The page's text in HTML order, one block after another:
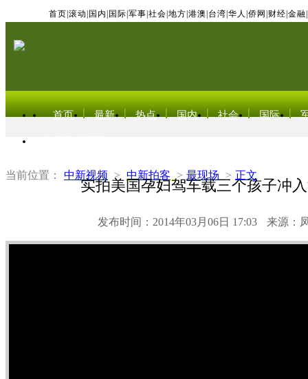
首页 滚动 国内 国际 军事 社会 地方 港澳 台湾 华人 侨网 财经 金融
首页 最新 热点 国内 社会 国际
当前位置： 中新视频 > 中新拍客 > 最现场 > 正文
实拍美国孕妇驾车载三个孩子冲
发布时间：2014年03月06日 17:03 来源：